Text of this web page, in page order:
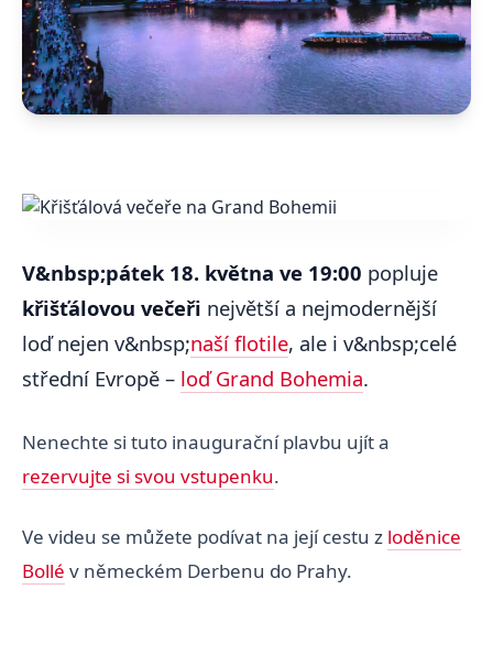
V&nbsp;pátek 18. května ve 19:00 popluje
křišťálovou večeři největší a nejmodernější
loď nejen v&nbsp;naší flotile, ale i v&nbsp;celé
střední Evropě – loď Grand Bohemia.
Nenechte si tuto inaugurační plavbu ujít a
rezervujte si svou vstupenku.
Ve videu se můžete podívat na její cestu z loděnice
Bollé v německém Derbenu do Prahy.